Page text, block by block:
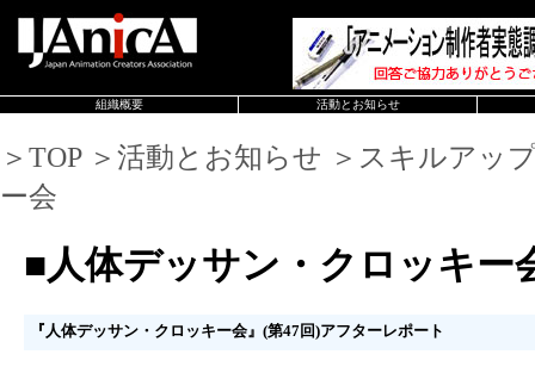
組織概要 活動とお知らせ
＞TOP ＞活動とお知らせ ＞スキルアッ
ー会
■人体デッサン・クロッキー
『人体デッサン・クロッキー会』(第47回)アフターレポート